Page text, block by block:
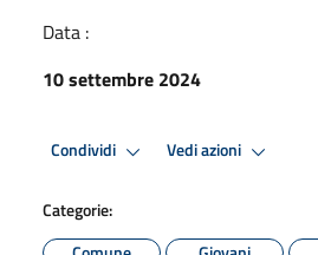
Data :
10 settembre 2024
Condividi Vedi azioni
Categorie: